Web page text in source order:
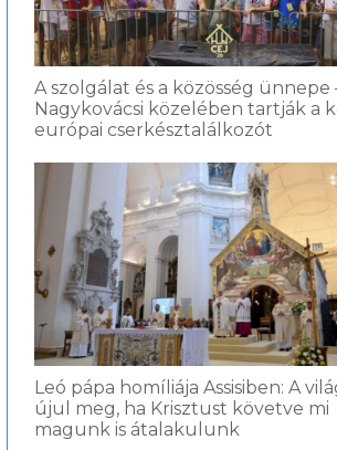
A szolgálat és a közösség ünnepe
Nagykovácsi közelében tartják a
európai cserkésztalálkozót
Leó pápa homíliája Assisiben: A
újul meg, ha Krisztust követve mi
magunk is átalakulunk